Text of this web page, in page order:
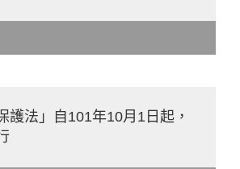
護法」自101年10月1日起，